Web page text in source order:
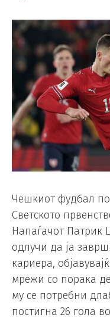
Чешкиот фудбал
Светското
Напаѓачот Патрик
одлучи да ја
кариера,
мрежи со порака
му се потребни
постигна 26 гола